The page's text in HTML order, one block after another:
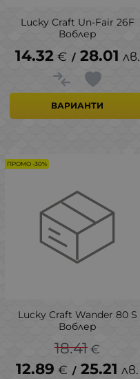
Lucky Craft Un-Fair 26F
Воблер
14.32 € / 28.01 лв.
ВАРИАНТИ
Lucky Craft Wander 80 S
Воблер
18.41€
12.89 € / 25.21 лв.
ПРОМО -30%